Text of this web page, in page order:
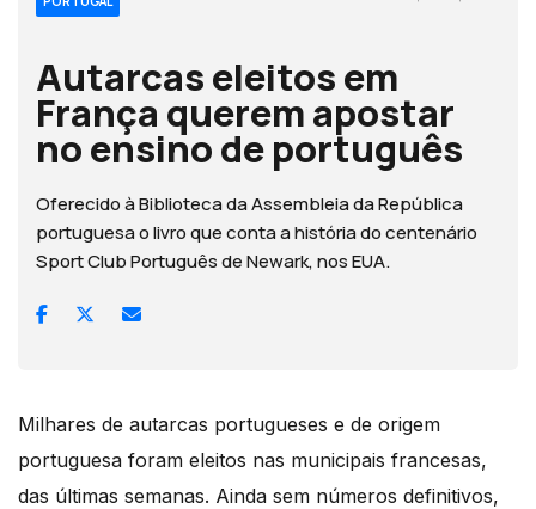
Autarcas eleitos em
França querem apostar
no ensino de português
Oferecido à Biblioteca da Assembleia da República
portuguesa o livro que conta a história do centenário
Sport Club Português de Newark, nos EUA.
Milhares de autarcas portugueses e de origem
portuguesa foram eleitos nas municipais francesas,
das últimas semanas. Ainda sem números definitivos,